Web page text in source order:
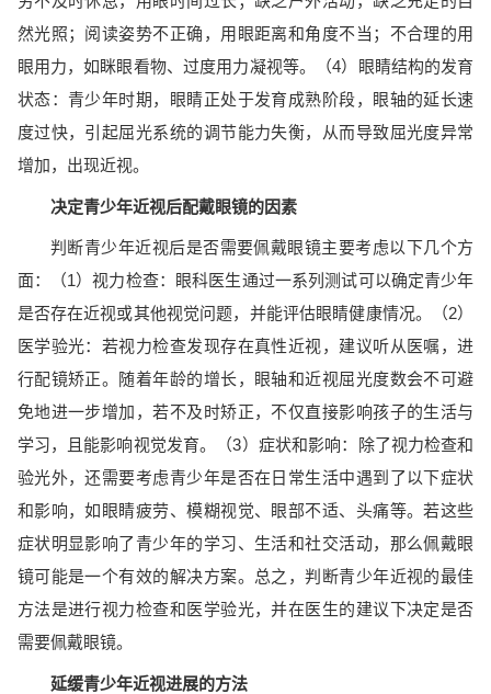
然光照；阅读姿势不正确，用眼距离和角度不当；不合理的用
眼用力，如眯眼看物、过度用力凝视等。（4）眼睛结构的发育
状态：青少年时期，眼睛正处于发育成熟阶段，眼轴的延长速
度过快，引起屈光系统的调节能力失衡，从而导致屈光度异常
增加，出现近视。
决定青少年近视后配戴眼镜的因素
判断青少年近视后是否需要佩戴眼镜主要考虑以下几个方
面：（1）视力检查：眼科医生通过一系列测试可以确定青少年
是否存在近视或其他视觉问题，并能评估眼睛健康情况。（2）
医学验光：若视力检查发现存在真性近视，建议听从医嘱，进
行配镜矫正。随着年龄的增长，眼轴和近视屈光度数会不可避
免地进一步增加，若不及时矫正，不仅直接影响孩子的生活与
学习，且能影响视觉发育。（3）症状和影响：除了视力检查和
验光外，还需要考虑青少年是否在日常生活中遇到了以下症状
和影响，如眼睛疲劳、模糊视觉、眼部不适、头痛等。若这些
症状明显影响了青少年的学习、生活和社交活动，那么佩戴眼
镜可能是一个有效的解决方案。总之，判断青少年近视的最佳
方法是进行视力检查和医学验光，并在医生的建议下决定是否
需要佩戴眼镜。
延缓青少年近视进展的方法